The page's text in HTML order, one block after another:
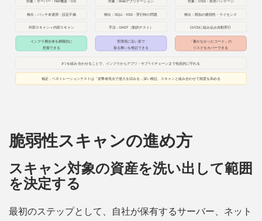
脆弱性スキャンの進め方
スキャン対象の資産を洗い出して範囲
を決定する
最初のステップとして、自社が保有するサーバー、ネット